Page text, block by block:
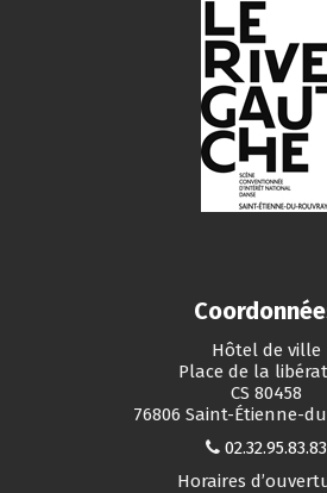
Hôtel de ville
Place de la
CS 80458
76806 Saint-Étienne-
02.32.95.83.83
Horaires